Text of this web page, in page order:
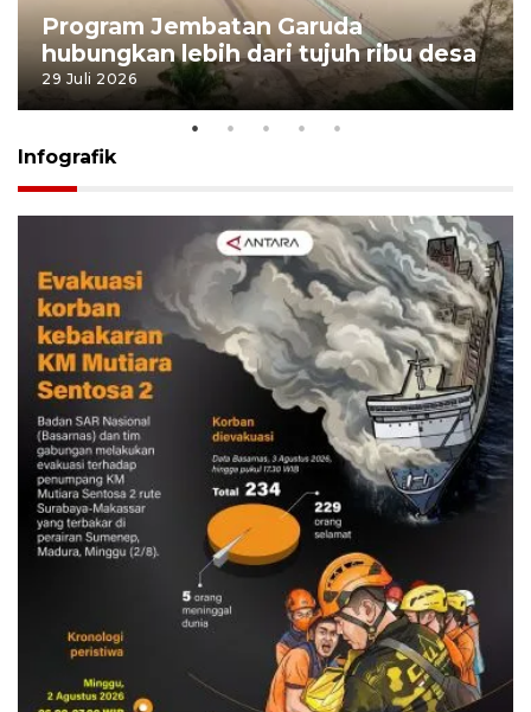
Program Jembatan Garuda
hubungkan lebih dari tujuh ribu desa
29 Juli 2026
Infografik